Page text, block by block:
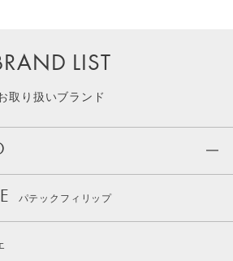
LIST
取り扱いブランド
パテックフィリップ